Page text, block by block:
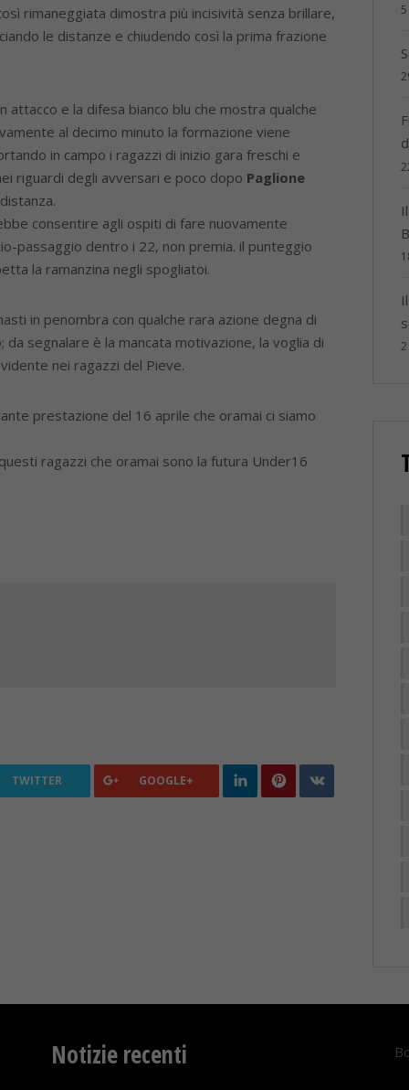
rimaneggiata dimostra più incisività senza brillare,
le distanze e chiudendo così la prima frazione
e la difesa bianco blu che mostra qualche
al decimo minuto la formazione viene
in campo i ragazzi di inizio gara freschi e
riguardi degli avversari e poco dopo Paglione
consentire agli ospiti di fare nuovamente
passaggio dentro i 22, non premia. il punteggio
la ramanzina negli spogliatoi.
in penombra con qualche rara azione degna di
segnalare è la mancata motivazione, la voglia di
nei ragazzi del Pieve.
prestazione del 16 aprile che oramai ci siamo
ragazzi che oramai sono la futura Under16
TWITTER GOOGLE+
Notizie recenti